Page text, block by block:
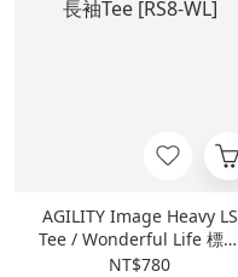
AGILITY Image Heavy LS
Tee / Wonderful Life 標語
長袖Tee [RS8-WL]
NT$780